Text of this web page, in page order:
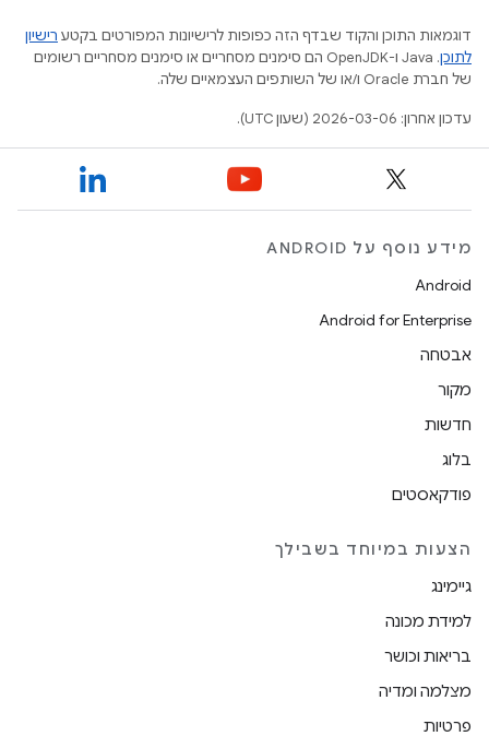
דוגמאות התוכן והקוד שבדף הזה כפופות לרישיונות המפורטים בקטע רישיון
לתוכן
.‏ Java ו-OpenJDK הם סימנים מסחריים או סימנים מסחריים רשומים
של חברת Oracle ו/או של השותפים העצמאיים שלה.
עדכון אחרון: 2026-03-06 (שעון UTC).
מידע נוסף על ANDROID
Android
Android for Enterprise
אבטחה
מקור
חדשות
בלוג
פודקאסטים
הצעות במיוחד בשבילך
גיימינג
למידת מכונה
בריאות וכושר
מצלמה ומדיה
פרטיות